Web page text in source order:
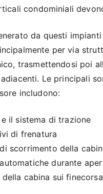
condominiali
da questi
per via
trasmettendosi poi
Le principali
includono:
il sistema di trazione
di frenatura
scorrimento della
durante
della cabina sui finecorsa